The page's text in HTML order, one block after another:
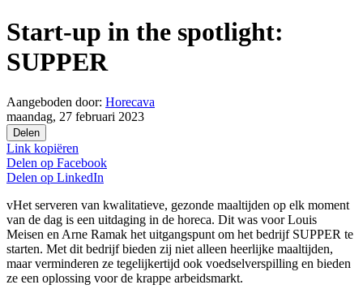
Start-up in the spotlight:
SUPPER
Aangeboden door: Horecava
maandag, 27 februari 2023
Delen
Link kopiëren
Delen op Facebook
Delen op LinkedIn
vHet serveren van kwalitatieve, gezonde maaltijden op elk moment
van de dag is een uitdaging in de horeca. Dit was voor Louis
Meisen en Arne Ramak het uitgangspunt om het bedrijf SUPPER te
starten. Met dit bedrijf bieden zij niet alleen heerlijke maaltijden,
maar verminderen ze tegelijkertijd ook voedselverspilling en bieden
ze een oplossing voor de krappe arbeidsmarkt.